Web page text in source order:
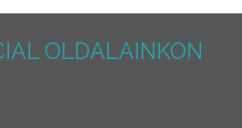
OLDALAINKON